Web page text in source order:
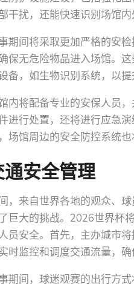
干扰，还能快速识别场馆内
期间将采取更加严格的安
保无危险物品进入场馆。
备，如生物识别系统，以提
内将配备专业的安保人员
进行处置，还将进行应急
场馆周边的安全防控系统
安全管理
，来自世界各地的观众、
巨大的挑战。2026世界杯
员安全。首先，主办城市
时监控和调度交通流量，确
期间，球迷观赛的出行方